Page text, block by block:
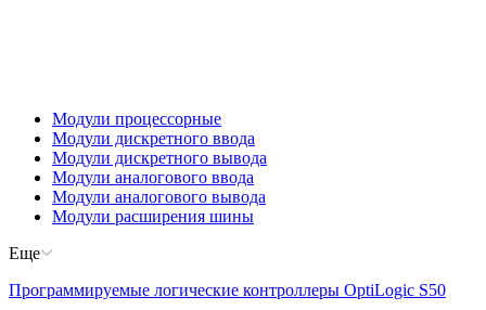
Модули процессорные
Модули дискретного ввода
Модули дискретного вывода
Модули аналогового ввода
Модули аналогового вывода
Модули расширения шины
Еще
Программируемые логические контроллеры OptiLogic S50